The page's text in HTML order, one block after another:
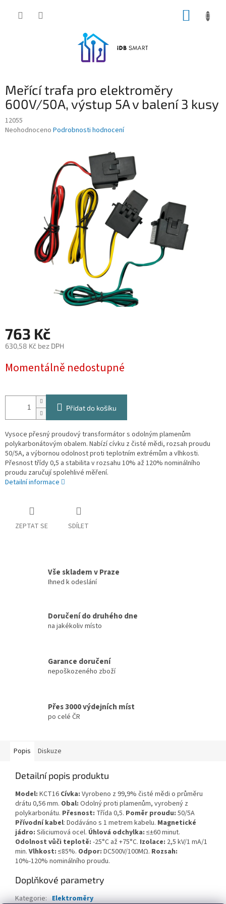
Meřící trafa pro elektroměry
600V/50A, výstup 5A v balení 3 kusy
12055
Průměrné
Neohodnoceno Podrobnosti hodnocení
763 Kč
630,58 Kč bez DPH
cena:
Momentálně nedostupné
Přidat do košíku
Vysoce přesný proudový transformátor s odolným plamenům
polykarbonátovým obalem. Nabízí cívku z čisté mědi, rozsah proudu
50/5A, a výbornou odolnost proti teplotním extrémům a vlhkosti.
Přesnost třídy 0,5 a stabilita v rozsahu 10% až 120% nominálního
proudu zaručují spolehlivé měření.
Detailní informace
ZEPTAT SE SDÍLET
Vše skladem v Praze
Ihned k odeslání
Doručení do druhého dne
na jakékoliv místo
Garance doručení
nepoškozeného zboží
Přes 3000 výdejních míst
po celé ČR
Popis Diskuze
Detailní popis produktu
Model: KCT16 Cívka: Vyrobeno z 99,9% čisté mědi o průměru
drátu 0,56 mm. Obal: Odolný proti plamenům, vyrobený z
polykarbonátu. Přesnost: Třída 0,5. Poměr proudu: 50/5A
Přívodní kabel: Dodáváno s 1 metrem kabelu. Magnetické
jádro: Siliciumová ocel. Úhlová odchylka: ≤±60 minut.
Odolnost vůči teplotě: -25°C až +75°C. Izolace: 2,5 kV/1 mA/1
min. Vlhkost: ≤85%. Odpor: DC500V/100MΩ. Rozsah:
10%-120% nominálního proudu.
Doplňkové parametry
Kategorie: Elektroměry